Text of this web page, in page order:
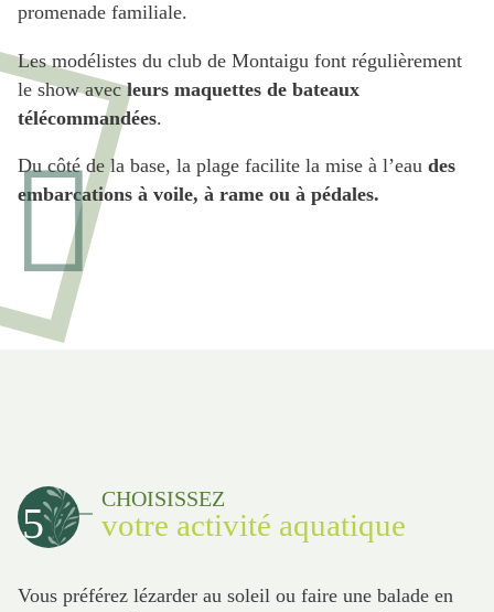
promenade familiale.
Les modélistes du club de Montaigu font régulièrement
le show avecleurs maquettes de bateaux
télécommandées.
Du côté de la base, la plage facilite la mise à l’eau des
embarcations à voile, à rame ou à pédales.
5 CHOISISSEZ
votre activité aquatique
Vous préférez lézarder au soleil ou faire une balade en